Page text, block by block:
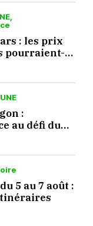
: les prix
pourraient-
?
:
au défi du
5 au 7 août :